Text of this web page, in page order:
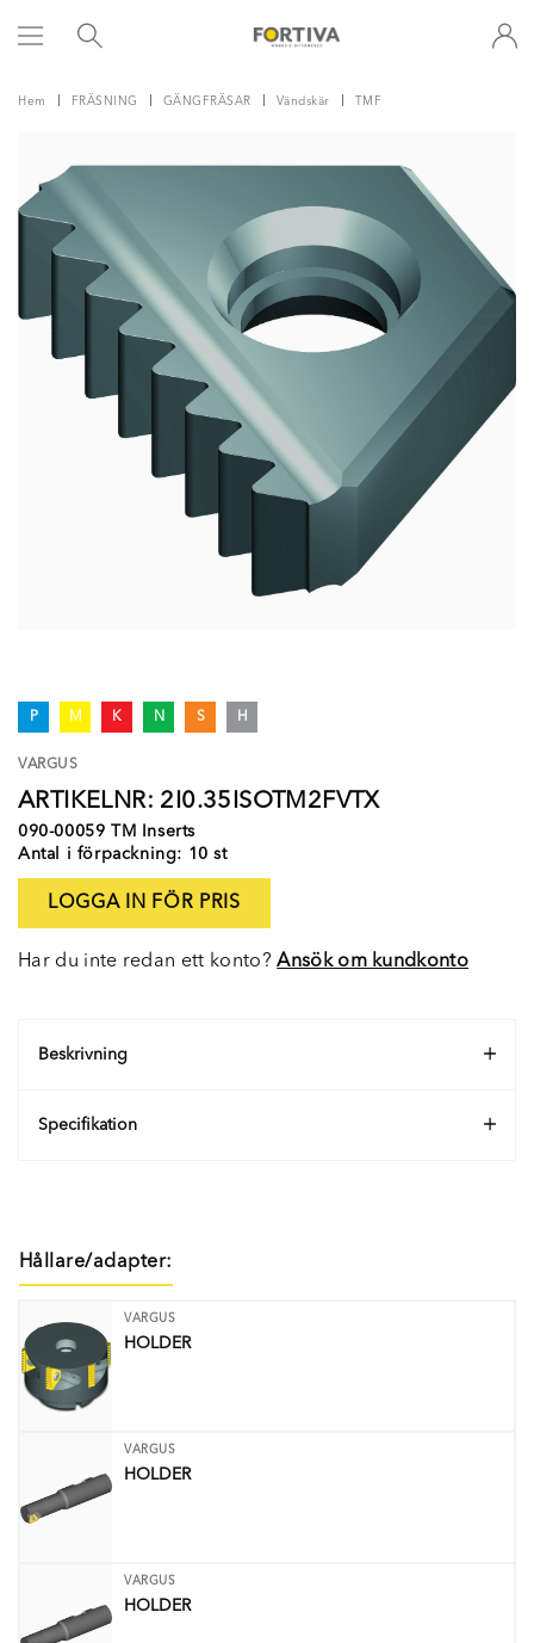
Hem FRÄSNING GÄNGFRÄSAR Vändskär TMF
P M K N S H
VARGUS
ARTIKELNR: 2I0.35ISOTM2FVTX
090-00059 TM Inserts
Antal i förpackning: 10 st
LOGGA IN FÖR PRIS
Har du inte redan ett konto?Ansök om kundkonto
Beskrivning
Specifikation
Hållare/adapter:
VARGUS
HOLDER
VARGUS
HOLDER
VARGUS
HOLDER